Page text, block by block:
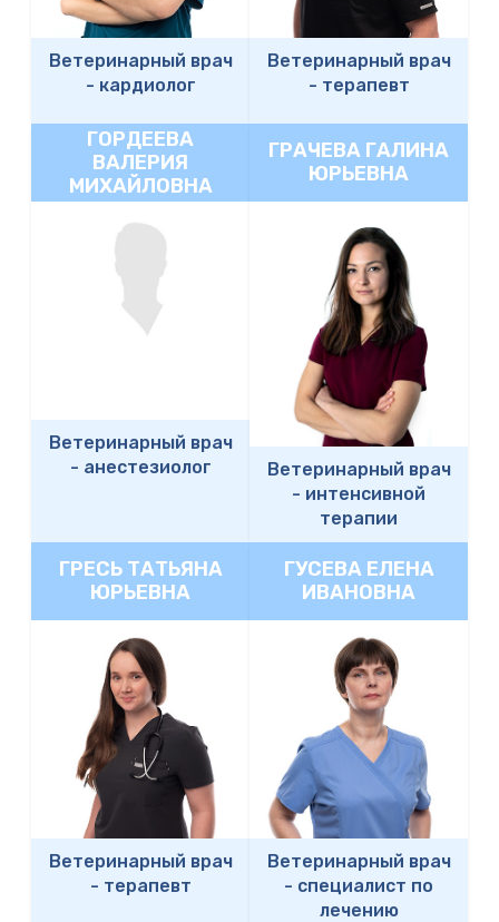
Ветеринарный врач
- кардиолог
Ветеринарный врач
- терапевт
ГОРДЕЕВА
ВАЛЕРИЯ
МИХАЙЛОВНА
Ветеринарный врач
- анестезиолог
ГРАЧЕВА ГАЛИНА
ЮРЬЕВНА
Ветеринарный врач
- интенсивной
терапии
ГРЕСЬ ТАТЬЯНА
ЮРЬЕВНА
Ветеринарный врач
- терапевт
ГУСЕВА ЕЛЕНА
ИВАНОВНА
Ветеринарный врач
- специалист по
лечению